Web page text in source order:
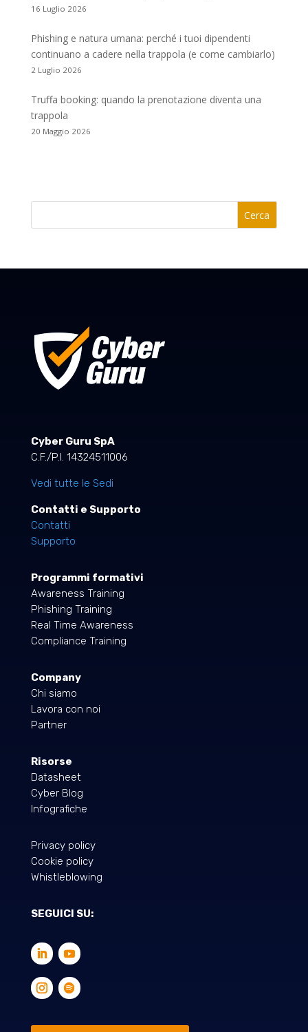
16 Luglio 2026
Phishing e natura umana: perché i tuoi dipendenti
continuano a cadere nella trappola (e come cambiarlo)
2 Luglio 2026
Truffa booking: quando la prenotazione diventa una
trappola
20 Maggio 2026
Cerca
Cyber Guru SpA
C.F./P.I. 14324511006
Vedi tutte le Sedi
Contatti e Supporto
Contatti
Supporto
Programmi formativi
Awareness Training
Phishing Training
Real Time Awareness
Compliance Training
Company
Chi siamo
Lavora con noi
Partner
Risorse
Datasheet
Cyber Blog
Infografiche
Privacy policy
Cookie policy
Whistleblowing
SEGUICI SU: